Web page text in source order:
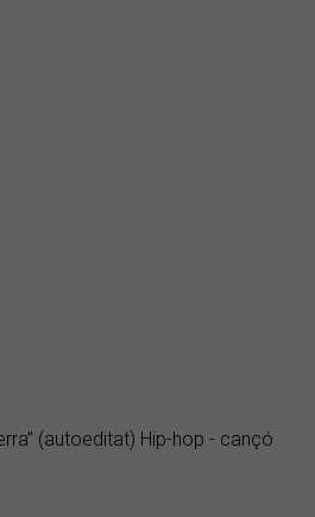
(autoeditat) Hip-hop - cançó